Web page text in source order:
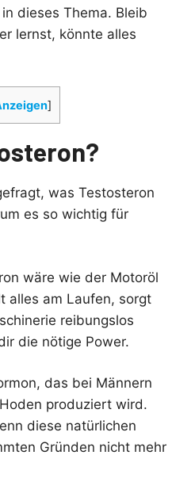
dieses Thema. Bleib
lernst, könnte alles
]
was Testosteron
es so wichtig für
wäre wie der Motoröl
alles am Laufen, sorgt
reibungslos
die nötige Power.
das bei Männern
produziert wird.
diese natürlichen
Gründen nicht mehr